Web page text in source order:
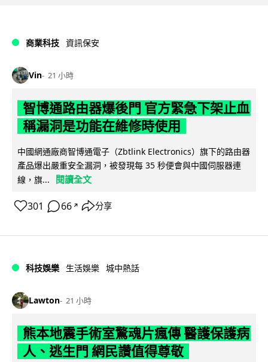
商業科技 資訊保安
Vin 21 小時
智博通路由器爆後門 官方緊急下架止血
稱漏洞是功能在維修時使用
中國網通廠商智博通電子（Zbtlink Electronics）旗下的路由器
產品爆出嚴重安全漏洞，被發現每 35 秒便會與中國伺服器連
線，旗...
閱讀全文
301 66 ↗ 分享
科技娛樂 生活娛樂 城中熱話
Lawton 21 小時
熊本地震手術室驚魂片瘋傳 醫護保護病
人、逃生門 網民讚值得尊敬